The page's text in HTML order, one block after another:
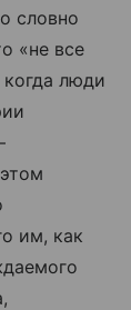
словно
«не все
люди
им, как